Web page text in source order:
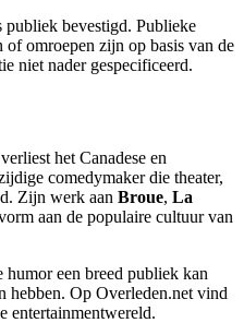
publiek bevestigd. Publieke
of omroepen zijn op basis van de
niet nader gespecificeerd.
het Canadese en
comedymaker die theater,
Zijn werk aan Broue, La
aan de populaire cultuur van
een breed publiek kan
hebben. Op Overleden.net vind
entertainmentwereld.